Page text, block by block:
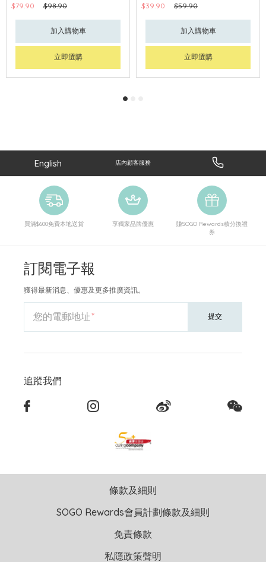
$79.90 $98.90
加入購物車
立即選購
$39.90 $59.90
加入購物車
立即選購
English 店內顧客服務
買滿$600免費本地送貨 享獨家品牌優惠
賺SOGO Rewards積分換禮
券
訂閱電子報
獲得最新消息、優惠及更多推廣資訊。
您的電郵地址 提交
追蹤我們
條款及細則
SOGO Rewards會員計劃條款及細則
免責條款
私隱政策聲明